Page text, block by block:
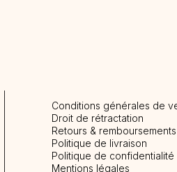
Conditions générales de
Droit de rétractation
Retours & remboursements
Politique de livraison
Politique de confidentialité
Mentions légales